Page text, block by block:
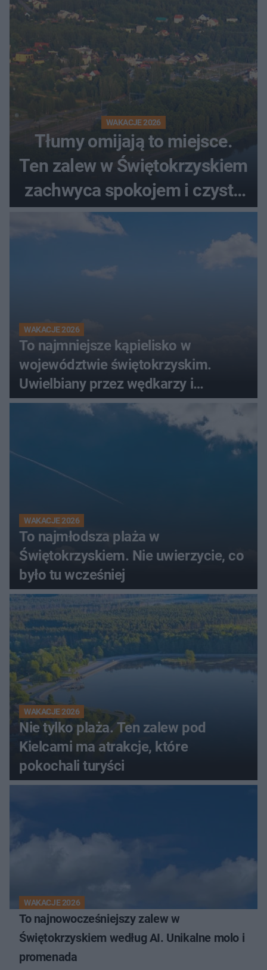
WAKACJE 2026
Tłumy omijają to miejsce.
Ten zalew w Świętokrzyskiem
zachwyca spokojem i czystą
wodą
WAKACJE 2026
To najmniejsze kąpielisko w
województwie świętokrzyskim.
Uwielbiany przez wędkarzy i
turystów
WAKACJE 2026
To najmłodsza plaża w
Świętokrzyskiem. Nie uwierzycie, co
było tu wcześniej
WAKACJE 2026
Nie tylko plaża. Ten zalew pod
Kielcami ma atrakcje, które
pokochali turyści
WAKACJE 2026
To najnowocześniejszy zalew w
Świętokrzyskiem według AI. Unikalne molo i
promenada